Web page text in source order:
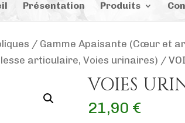
Présentation Produits
/ Gamme Apaisante (Cœur et
articulaire, Voies urinaires) /
VOIES
21,90 €